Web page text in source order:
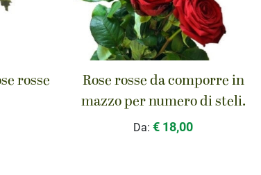
rosse
Rose rosse da comporre in
mazzo per numero di steli.
Da:€ 18,00